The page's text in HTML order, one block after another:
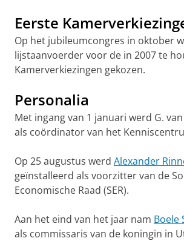
Eerste
Op het jubileumcongres in oktober
lijstaanvoerder voor de in 2007 te
Kamerverkiezingen gekozen.
Personalia
Met ingang van 1 januari werd G.
als coördinator van het
Op 25 augustus werd Alexander
geïnstalleerd als voorzitter van de
Economische Raad (SER).
Aan het eind van het jaar nam Boele
als commissaris van de koningin in